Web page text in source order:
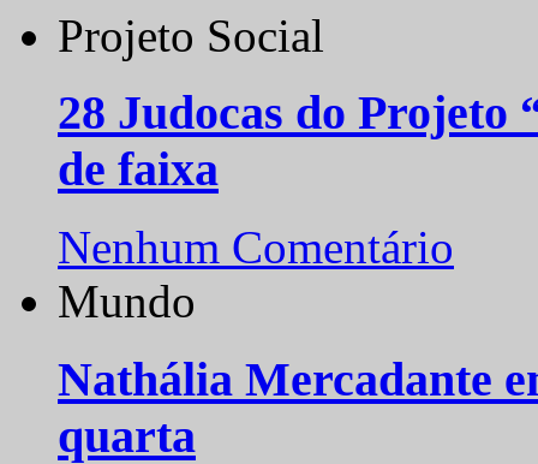
Projeto Social
28 Judocas do
de faixa
Nenhum Comentário
Mundo
Nathália Mercadante
quarta